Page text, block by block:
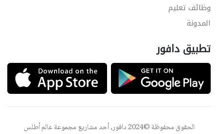
وظائف تعليم
المدونة
تطبيق دافور
الحقوق محفوظة ©2024 دافور, أحد مشاريع مجموعة عالم أطلس